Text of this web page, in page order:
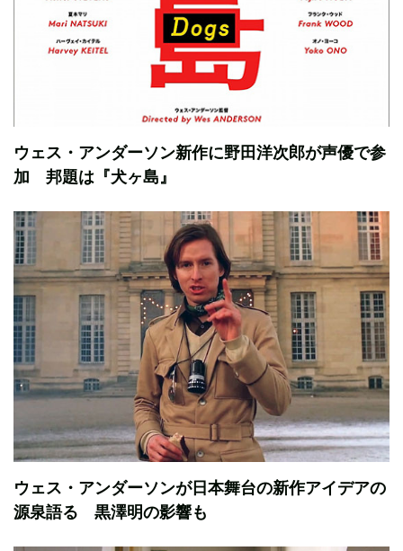
ウェス・アンダーソン新作に野田洋次郎が声優で参
加 邦題は『犬ヶ島』
ウェス・アンダーソンが日本舞台の新作アイデアの
源泉語る 黒澤明の影響も